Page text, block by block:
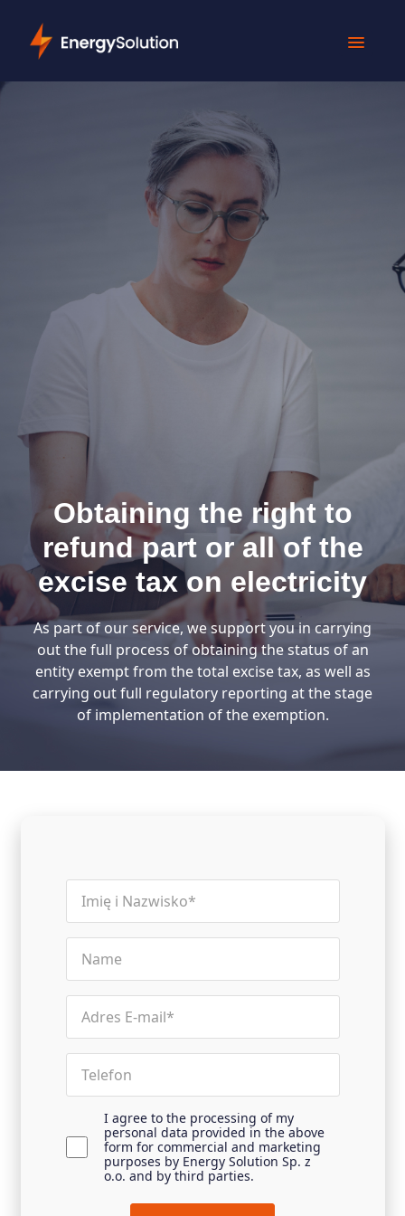
Obtaining the right to
refund part or all of the
excise tax on electricity
As part of our service, we support you in carrying
out the full process of obtaining the status of an
entity exempt from the total excise tax, as well as
carrying out full regulatory reporting at the stage
of implementation of the exemption.
(Required)
(Required)
Untitled
(Required)
I agree to the processing of my
personal data provided in the above
form for commercial and marketing
purposes by Energy Solution Sp. z
o.o. and by third parties.